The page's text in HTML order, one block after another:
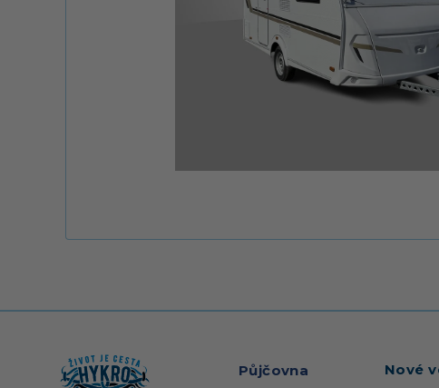
Půjčovna
Nové